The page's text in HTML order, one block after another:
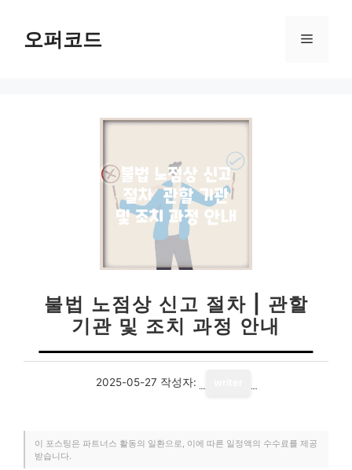
오퍼코드 메
불법 노점상 신고 절차 | 관할
기관 및 조치 과정 안내
2025-05-27 작성자:
이 포스팅은 파트너스 활동의 일환으로, 이에 따른 일정액의 수수료를 제공
받습니다.